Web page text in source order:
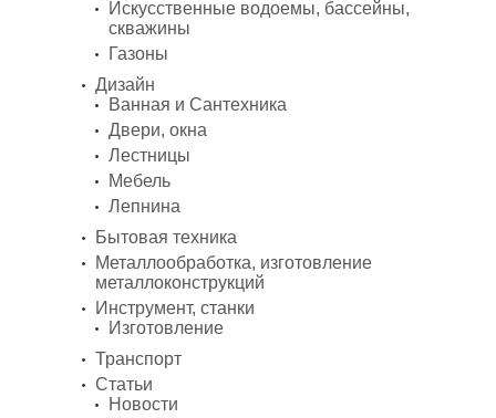
Искусственные водоемы, бассейны,
скважины
Газоны
Дизайн
Ванная и Сантехника
Двери, окна
Лестницы
Мебель
Лепнина
Бытовая техника
Металлообработка, изготовление
металлоконструкций
Инструмент, станки
Изготовление
Транспорт
Статьи
Новости